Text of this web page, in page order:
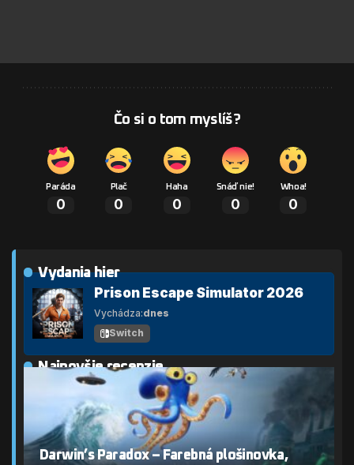
Čo si o tom myslíš?
Paráda
0
Plač
0
Haha
0
Snáď nie!
0
Whoa!
0
Vydania hier
Prison Escape Simulator 2026
Vychádza:dnes
Switch
Najnovšie recenzie
Darwin’s Paradox – Farebná plošinovka,